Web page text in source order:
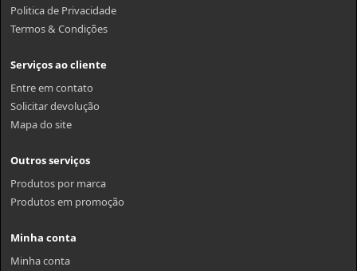
Politica de Privacidade
Termos & Condições
Serviços ao cliente
Entre em contato
Solicitar devolução
Mapa do site
Outros serviços
Produtos por marca
Produtos em promoção
Minha conta
Minha conta